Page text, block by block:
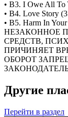
• B3. I Owe All To
• B4. Love Story
• B5. Harm In
НЕЗАКОННОЕ
СРЕДСТВ,
ПРИЧИНЯЕТ
ОБОРОТ
Другие
Перейти в раздел